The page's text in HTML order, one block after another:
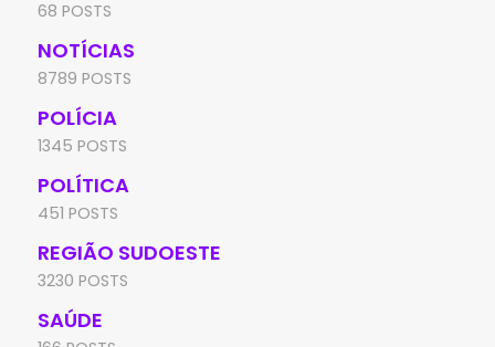
68 POSTS
NOTÍCIAS
8789 POSTS
POLÍCIA
1345 POSTS
POLÍTICA
451 POSTS
REGIÃO SUDOESTE
3230 POSTS
SAÚDE